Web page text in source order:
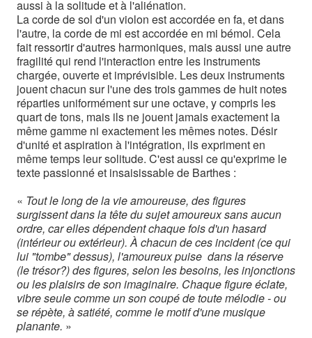
aussi à la solitude et à l'aliénation.
La corde de sol d'un violon est accordée en fa, et dans
l'autre, la corde de mi est accordée en mi bémol. Cela
fait ressortir d'autres harmoniques, mais aussi une autre
fragilité qui rend l'interaction entre les instruments
chargée, ouverte et imprévisible. Les deux instruments
jouent chacun sur l'une des trois gammes de huit notes
réparties uniformément sur une octave, y compris les
quart de tons, mais ils ne jouent jamais exactement la
même gamme ni exactement les mêmes notes. Désir
d'unité et aspiration à l'intégration, ils expriment en
même temps leur solitude. C'est aussi ce qu'exprime le
texte passionné et insaisissable de Barthes :
« Tout le long de la vie amoureuse, des figures
surgissent dans la tête du sujet amoureux sans aucun
ordre, car elles dépendent chaque fois d'un hasard
(intérieur ou extérieur). À chacun de ces incident (ce qui
lui "tombe" dessus), l'amoureux puise dans la réserve
(le trésor?) des figures, selon les besoins, les injonctions
ou les plaisirs de son imaginaire. Chaque figure éclate,
vibre seule comme un son coupé de toute mélodie - ou
se répète, à satiété, comme le motif d'une musique
planante. »